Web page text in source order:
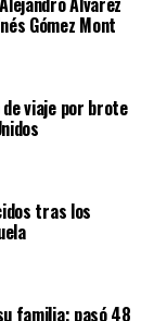
Gómez Mont
viaje por brote
tras los
familia; pasó 48